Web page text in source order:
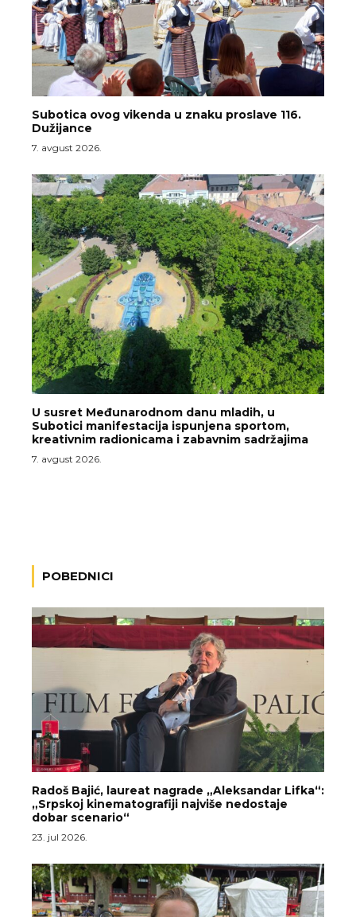
Subotica ovog vikenda u znaku proslave 116.
Dužijance
7. avgust 2026.
U susret Međunarodnom danu mladih, u
Subotici manifestacija ispunjena sportom,
kreativnim radionicama i zabavnim sadržajima
7. avgust 2026.
POBEDNICI
Radoš Bajić, laureat nagrade „Aleksandar Lifka“:
„Srpskoj kinematografiji najviše nedostaje
dobar scenario“
23. jul 2026.